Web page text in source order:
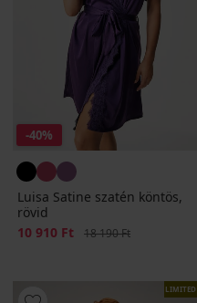
-40%
Luisa Satine szatén köntös,
rövid
Kedvezmény
10 910 Ft Eredeti ár
18 190 Ft
LIMITED